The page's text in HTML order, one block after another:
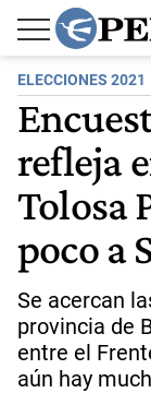
ELECCIONES 2021
refleja
Tolosa
poco a
Se acercan
provincia de
entre el
aún hay